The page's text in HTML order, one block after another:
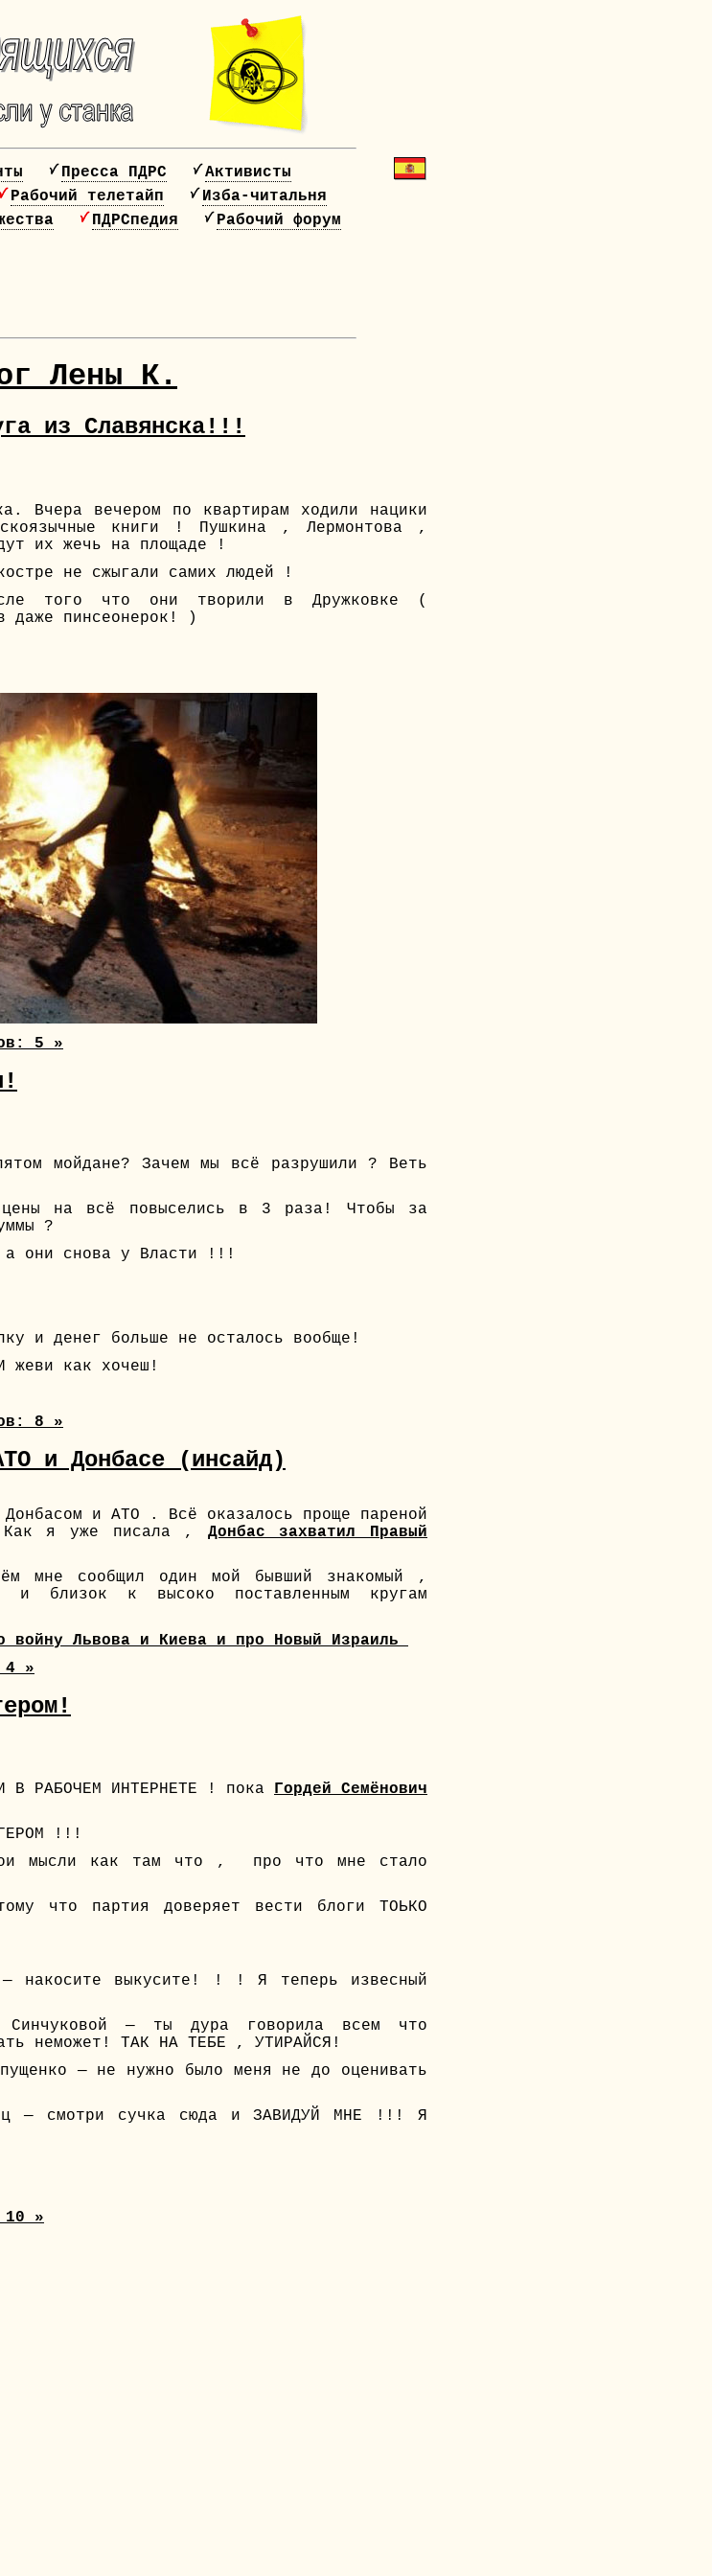
Пресса ПДРС
Активисты
Рабочий телетайп
Изба-читальня
ПДРСпедия Рабочий форум
Лены К.
из Славянска!!!
Вчера вечером по квартирам ходили нацики
книги ! Пушкина , Лермонтова ,
их жечь на площаде !
не сжыгали самих людей !
того что они творили в Дружковке (
даже пинсеонерок! )
5 »
мойдане? Зачем мы всё разрушили ? Веть
на всё повыселись в 3 раза! Чтобы за
?
а они снова у Власти !!!
и денег больше не осталось вообще!
как хочеш!
8 »
и Донбасе (инсайд)
и АТО . Всё оказалось проще пареной
Как я уже писала , Донбас захватил Правый
мне сообщил один мой бывший знакомый ,
близок к высоко поставленным кругам
войну Львова и Киева и про Новый Израиль
4 »
В РАБОЧЕМ ИНТЕРНЕТЕ ! пока Гордей Семёнович
!!!
мысли как там что , про что мне стало
что партия доверяет вести блоги ТОЬКО
накосите выкусите! ! ! Я теперь извесный
Синчуковой — ты дура говорила всем что
неможет! ТАК НА ТЕБЕ , УТИРАЙСЯ!
— не нужно было меня не до оценивать
— смотри сучка сюда и ЗАВИДУЙ МНЕ !!! Я
10 »